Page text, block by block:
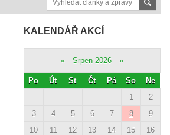
KALENDÁŘ AKCÍ
« Srpen 2026 »
Po Út St Čt Pá So
Ne
1
2
3
4 5 6 7 8
9
10
11 12 13 14 15
16